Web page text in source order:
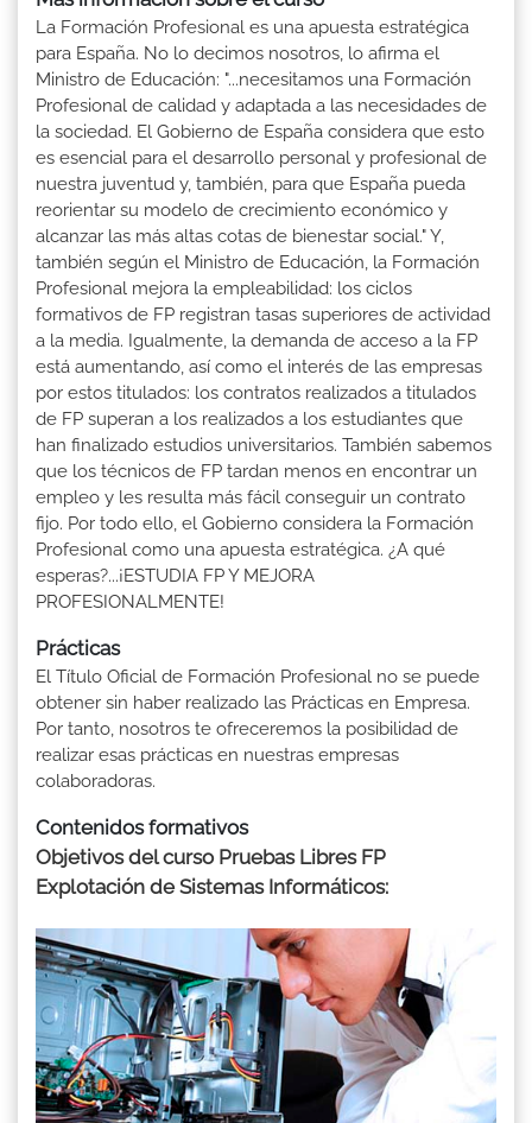
La Formación Profesional es una apuesta estratégica
para España. No lo decimos nosotros, lo afirma el
Ministro de Educación: "...necesitamos una Formación
Profesional de calidad y adaptada a las necesidades de
la sociedad. El Gobierno de España considera que esto
es esencial para el desarrollo personal y profesional de
nuestra juventud y, también, para que España pueda
reorientar su modelo de crecimiento económico y
alcanzar las más altas cotas de bienestar social." Y,
también según el Ministro de Educación, la Formación
Profesional mejora la empleabilidad: los ciclos
formativos de FP registran tasas superiores de actividad
a la media. Igualmente, la demanda de acceso a la FP
está aumentando, así como el interés de las empresas
por estos titulados: los contratos realizados a titulados
de FP superan a los realizados a los estudiantes que
han finalizado estudios universitarios. También sabemos
que los técnicos de FP tardan menos en encontrar un
empleo y les resulta más fácil conseguir un contrato
fijo. Por todo ello, el Gobierno considera la Formación
Profesional como una apuesta estratégica. ¿A qué
esperas?...¡ESTUDIA FP Y MEJORA
PROFESIONALMENTE!
Prácticas
El Título Oficial de Formación Profesional no se puede
obtener sin haber realizado las Prácticas en Empresa.
Por tanto, nosotros te ofreceremos la posibilidad de
realizar esas prácticas en nuestras empresas
colaboradoras.
Contenidos formativos
Objetivos del curso Pruebas Libres FP
Explotación de Sistemas Informáticos: